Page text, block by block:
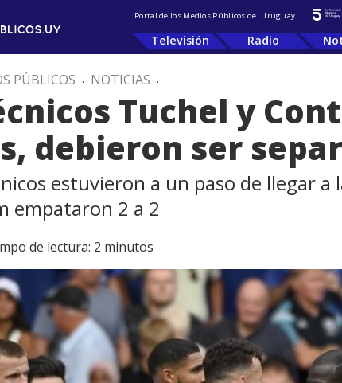
Portal de los Medios Públicos del Uruguay
Televisión Radio
PÚBLICOS . NOTICIAS .
Tuchel y
debieron ser
estuvieron a un paso de llegar
empataron 2 a 2
de lectura: 2 minutos